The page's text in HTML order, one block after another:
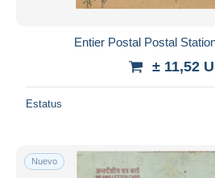
Entier Postal Postal
± 11,52
Estatus
Nuevo